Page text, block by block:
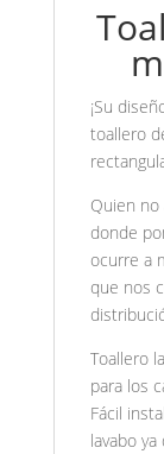
¡Su
toallero
Quien
donde
ocurre a
que nos
Toallero
para los
Fácil
lavabo